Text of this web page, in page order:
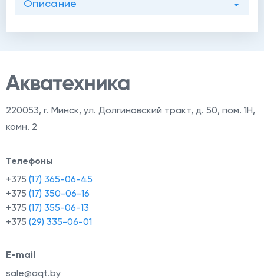
Описание
220053, г. Минск, ул. Долгиновский тракт, д. 50, пом. 1Н,
комн. 2
Телефоны
+375 (17) 365-06-45
+375 (17) 350-06-16
+375 (17) 355-06-13
+375 (29) 335-06-01
E-mail
sale@aqt.by